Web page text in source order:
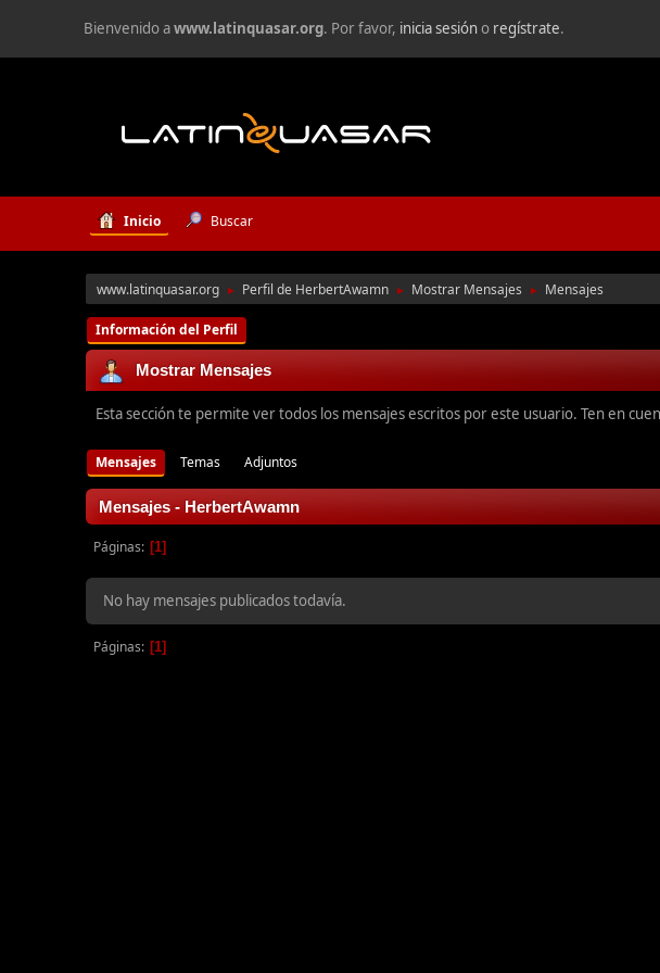
Bienvenido awww.latinquasar.org. Por favor, inicia sesióno regístrate.
Inicio Buscar
www.latinquasar.org ► Perfil de HerbertAwamn ► Mostrar Mensajes ► Mensajes
Información del Perfil
Mostrar Mensajes
Esta sección te permite ver todos los mensajes escritos por este usuario. Ten en
Mensajes Temas Adjuntos
Mensajes - HerbertAwamn
Páginas 1
No hay mensajes publicados todavía.
Páginas 1